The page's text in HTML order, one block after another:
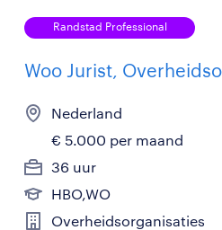
Randstad Professional
Woo Jurist,
Nederland
€ 5.000 per maand
36 uur
HBO,WO
Overheidsorganisaties